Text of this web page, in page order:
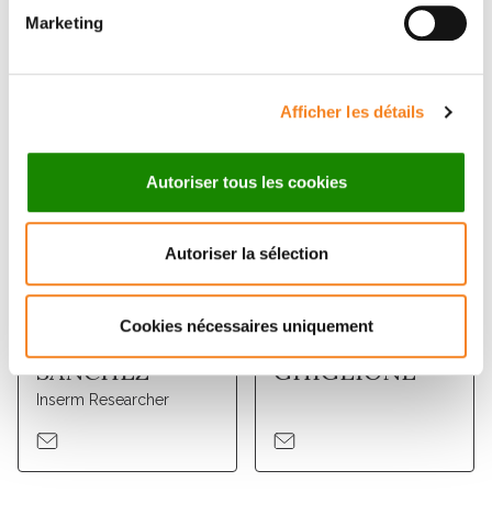
Marketing
Afficher les détails
Autoriser tous les cookies
Autoriser la sélection
Cookies nécessaires uniquement
MARIA ELENA
FERNANDEZ
SANCHEZ
Inserm Researcher
PAULA
CAMBRONERA
GHIGLIONE